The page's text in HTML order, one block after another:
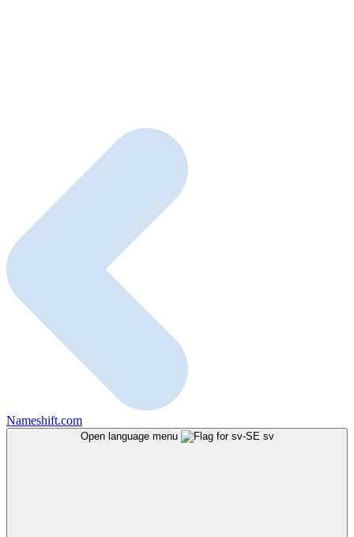
Nameshift.com
Open language menu sv